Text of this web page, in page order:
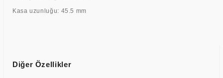
Kasa uzunluğu: 45.5 mm
Diğer Özellikler